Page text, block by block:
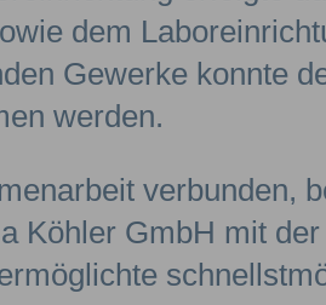
dem
Gewerke konnte
werden.
verbunden,
Köhler GmbH mit der